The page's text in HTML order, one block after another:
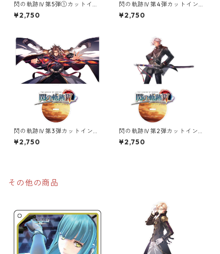
閃の軌跡Ⅳ第5弾①カットイン
イラストオーロラアクリルス
タンド
¥2,750
閃の軌跡Ⅳ第4弾カットインイ
ラストオーロラアクリルスタ
ンド
¥2,750
閃の軌跡Ⅳ第3弾カットインイ
ラストオーロラアクリルスタ
ンド
¥2,750
閃の軌跡Ⅳ第2弾カットインイ
ラストオーロラアクリルスタ
ンド
¥2,750
その他の商品